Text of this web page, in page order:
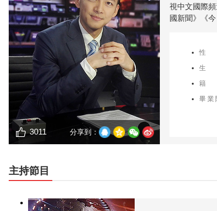
3011 分享到：
視中文國際
國新聞》《
性
生
籍
畢業
主持節目